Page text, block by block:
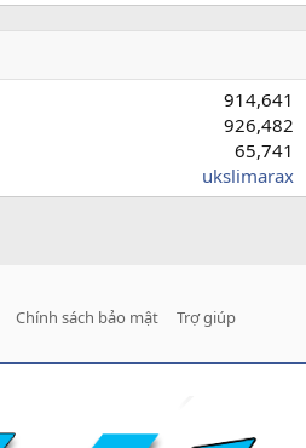
914,641
926,482
65,741
ukslimarax
Chính sách bảo mật
Trợ giúp